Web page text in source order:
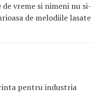
vreme si nimeni nu si-
de melodiile lasate
pentru industria